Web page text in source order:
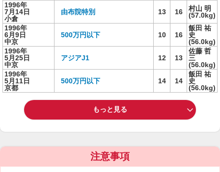
1996年
7月14日
小倉
由布院特別 13 16
村山 明
(57.0kg)
1996年
6月9日
中京
500万円以下 10 16
飯田 祐
史
(56.0kg)
1996年
5月25日
中京
アジアJ1 12 13
佐藤 哲
三
(56.0kg)
1996年
5月11日
京都
500万円以下 14 14
飯田 祐
史
(56.0kg)
もっと見る
注意事項